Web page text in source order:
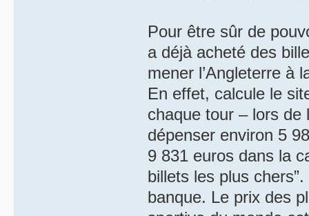
Pour être sûr de
a déjà acheté des
mener l’Angleterre à
En effet, calcule le
chaque tour – lors de
dépenser environ 5
9 831 euros dans la
billets les plus
banque. Le prix des